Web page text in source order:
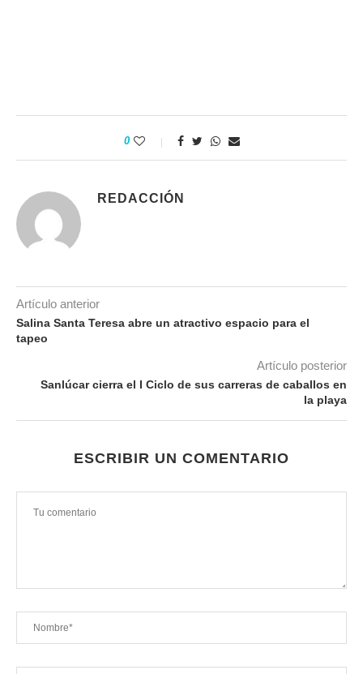
0
REDACCIÓN
Artículo anterior
Salina Santa Teresa abre un atractivo espacio para el
tapeo
Artículo posterior
Sanlúcar cierra el I Ciclo de sus carreras de caballos en
la playa
ESCRIBIR UN COMENTARIO